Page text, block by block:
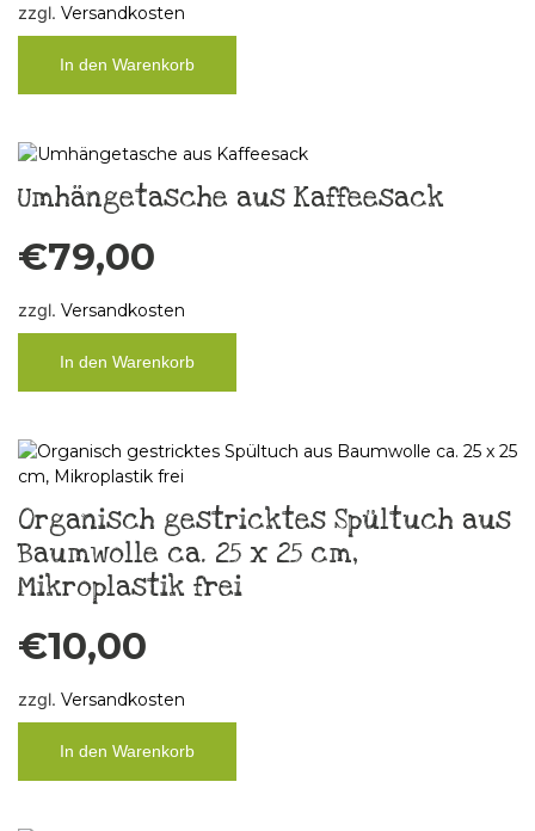
zzgl. Versandkosten
In den Warenkorb
Umhängetasche aus Kaffeesack
€79,00
zzgl. Versandkosten
In den Warenkorb
Organisch gestricktes Spültuch aus
Baumwolle ca. 25 x 25 cm,
Mikroplastik frei
€10,00
zzgl. Versandkosten
In den Warenkorb